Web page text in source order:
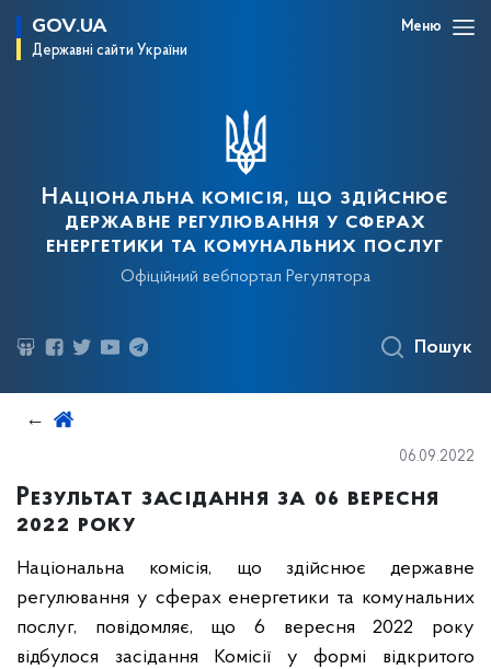
GOV.UA
Державні сайти України
Меню
Національна комісія, що здійснює
державне регулювання у сферах
енергетики та комунальних послуг
Офіційний вебпортал Регулятора
Пошук
06.09.2022
Результат засідання за 06 вересня
2022 року
Національна комісія, що здійснює державне
регулювання у сферах енергетики та комунальних
послуг, повідомляє, що 6 вересня 2022 року
відбулося засідання Комісії у формі відкритого